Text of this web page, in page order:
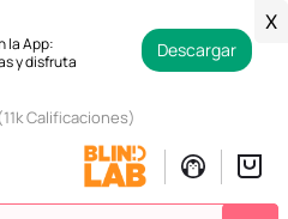
la App:
y disfruta
Descargar
X
(11k Calificaciones)
únicos